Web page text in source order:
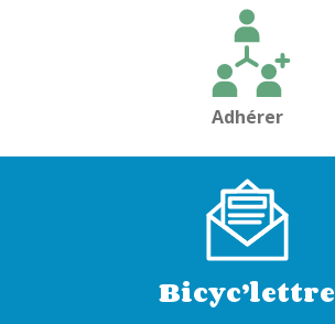
Adhérer
Bicyc’lettre